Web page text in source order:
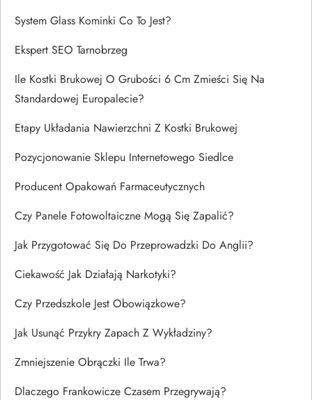
System Glass Kominki Co To Jest?
Ekspert SEO Tarnobrzeg
Ile Kostki Brukowej O Grubości 6 Cm Zmieści Się Na
Standardowej Europalecie?
Etapy Układania Nawierzchni Z Kostki Brukowej
Pozycjonowanie Sklepu Internetowego Siedlce
Producent Opakowań Farmaceutycznych
Czy Panele Fotowoltaiczne Mogą Się Zapalić?
Jak Przygotować Się Do Przeprowadzki Do Anglii?
Ciekawość Jak Działają Narkotyki?
Czy Przedszkole Jest Obowiązkowe?
Jak Usunąć Przykry Zapach Z Wykładziny?
Zmniejszenie Obrączki Ile Trwa?
Dlaczego Frankowicze Czasem Przegrywają?